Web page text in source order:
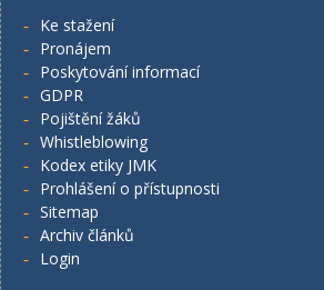
Ke stažení
Pronájem
Poskytování informací
GDPR
Pojištění žáků
Whistleblowing
Kodex etiky JMK
Prohlášení o přístupnosti
Sitemap
Archiv článků
Login